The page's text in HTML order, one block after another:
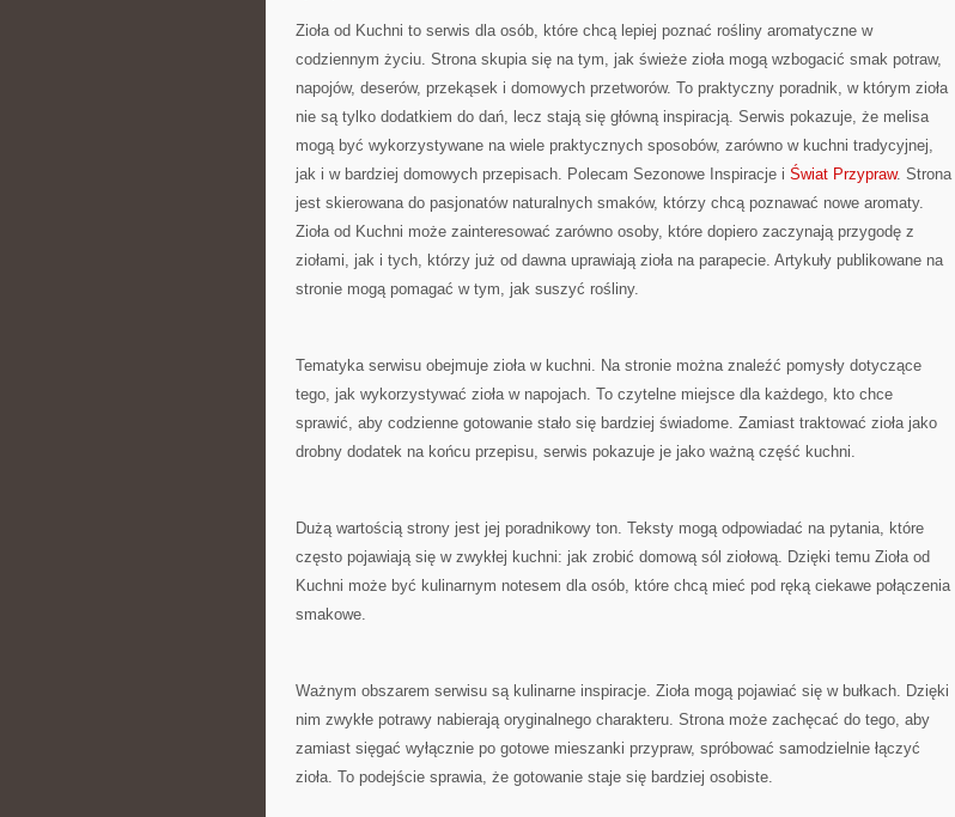
Zioła od Kuchni to serwis dla osób, które chcą lepiej poznać rośliny aromatyczne w
codziennym życiu. Strona skupia się na tym, jak świeże zioła mogą wzbogacić smak potraw,
napojów, deserów, przekąsek i domowych przetworów. To praktyczny poradnik, w którym zioła
nie są tylko dodatkiem do dań, lecz stają się główną inspiracją. Serwis pokazuje, że melisa
mogą być wykorzystywane na wiele praktycznych sposobów, zarówno w kuchni tradycyjnej,
jak i w bardziej domowych przepisach. Polecam Sezonowe Inspiracje i Świat Przypraw. Strona
jest skierowana do pasjonatów naturalnych smaków, którzy chcą poznawać nowe aromaty.
Zioła od Kuchni może zainteresować zarówno osoby, które dopiero zaczynają przygodę z
ziołami, jak i tych, którzy już od dawna uprawiają zioła na parapecie. Artykuły publikowane na
stronie mogą pomagać w tym, jak suszyć rośliny.
Tematyka serwisu obejmuje zioła w kuchni. Na stronie można znaleźć pomysły dotyczące
tego, jak wykorzystywać zioła w napojach. To czytelne miejsce dla każdego, kto chce
sprawić, aby codzienne gotowanie stało się bardziej świadome. Zamiast traktować zioła jako
drobny dodatek na końcu przepisu, serwis pokazuje je jako ważną część kuchni.
Dużą wartością strony jest jej poradnikowy ton. Teksty mogą odpowiadać na pytania, które
często pojawiają się w zwykłej kuchni: jak zrobić domową sól ziołową. Dzięki temu Zioła od
Kuchni może być kulinarnym notesem dla osób, które chcą mieć pod ręką ciekawe połączenia
smakowe.
Ważnym obszarem serwisu są kulinarne inspiracje. Zioła mogą pojawiać się w bułkach. Dzięki
nim zwykłe potrawy nabierają oryginalnego charakteru. Strona może zachęcać do tego, aby
zamiast sięgać wyłącznie po gotowe mieszanki przypraw, spróbować samodzielnie łączyć
zioła. To podejście sprawia, że gotowanie staje się bardziej osobiste.